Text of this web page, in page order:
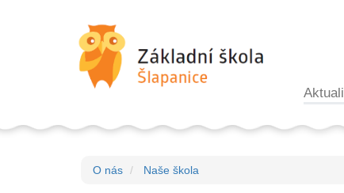
O nás Naše škola